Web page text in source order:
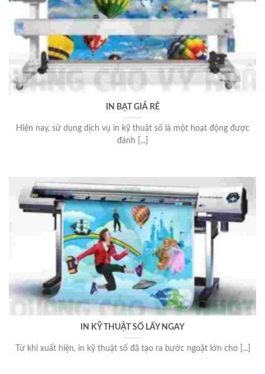
IN BẠT GIÁ RẺ
Hiện nay, sử dụng dịch vụ in kỹ thuật số là một hoạt động được
đánh [...]
IN KỸ THUẬT SỐ LẤY NGAY
Từ khi xuất hiện, in kỹ thuật số đã tạo ra bước ngoặt lớn cho [...]